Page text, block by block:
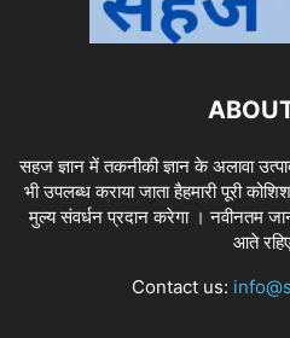
सहज ज्ञान में तकनीकी ज्ञान के अलावा
भी उपलब्ध कराया जाता हैहमारी पूरी
मुल्य संवर्धन प्रदान करेगा । नवीनतम
आते
Contact us: